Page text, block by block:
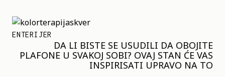
ENTERIJER
DA LI BISTE SE USUDILI DA OBOJITE
PLAFONE U SVAKOJ SOBI? OVAJ STAN ĆE VAS
INSPIRISATI UPRAVO NA TO